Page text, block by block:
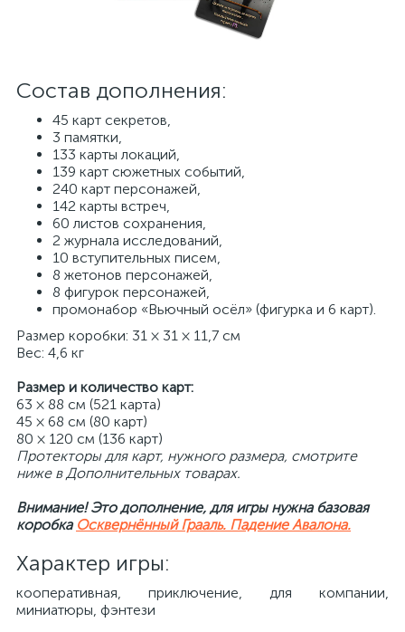
Состав дополнения:
45 карт секретов,
3 памятки,
133 карты локаций,
139 карт сюжетных событий,
240 карт персонажей,
142 карты встреч,
60 листов сохранения,
2 журнала исследований,
10 вступительных писем,
8 жетонов персонажей,
8 фигурок персонажей,
промонабор «Вьючный осёл» (фигурка и 6 карт).
Размер коробки: 31 × 31 × 11,7 см
Вес: 4,6 кг
Размер и количество карт:
63 × 88 см (521 карта)
45 × 68 см (80 карт)
80 × 120 см (136 карт)
Протекторы для карт, нужного размера, смотрите
ниже в Дополнительных товарах.
Внимание! Это дополнение, для игры нужна базовая
коробка Осквернённый Грааль. Падение Авалона.
Характер игры:
кооперативная, приключение, для компании,
миниатюры, фэнтези